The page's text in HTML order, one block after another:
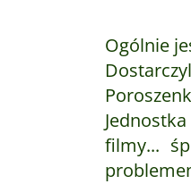
Ogólnie
filmy...